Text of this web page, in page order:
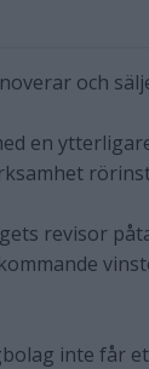
och
en
revisor
inte får